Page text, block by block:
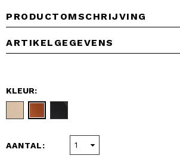
PRODUCTOMSCHRIJVING
ARTIKELGEGEVENS
KLEUR:
AANTAL: